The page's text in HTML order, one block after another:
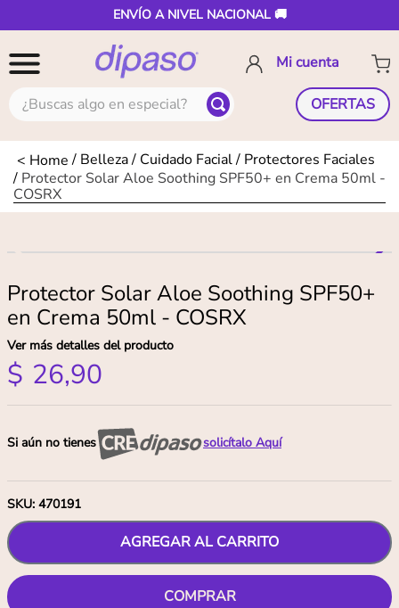
ENVÍO A NIVEL NACIONAL 🚚
¿Buscas algo en especial? OFERTAS
Belleza Cuidado Facial
Protectores Faciales
Protector Solar Aloe Soothing SPF50+ en Crema 50ml -
COSRX
Protector Solar Aloe Soothing SPF50+
en Crema 50ml - COSRX
Ver más detalles del producto
$ 26,90
Si aún no tienes solicítalo Aquí
SKU: 470191
AGREGAR AL CARRITO
COMPRAR